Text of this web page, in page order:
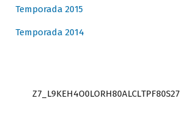
Temporada 2015
Temporada 2014
Z7_L9KEH4O0LORH80ALCLTPF80S27